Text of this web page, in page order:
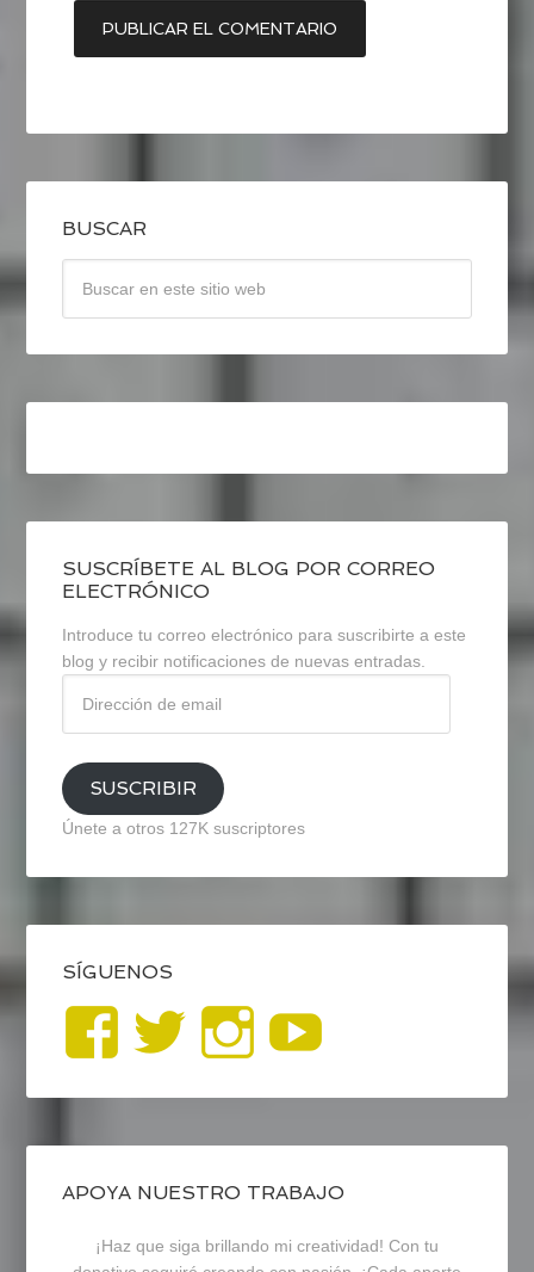
BUSCAR
SUSCRÍBETE AL BLOG POR CORREO
ELECTRÓNICO
Introduce tu correo electrónico para suscribirte a este
blog y recibir notificaciones de nuevas entradas.
email
SUSCRIBIR
Únete a otros 127K suscriptores
SÍGUENOS
Ver
perfil
de
blogrecursosep
Ver
perfil
de
recursosep
Ver
perfil
de
recursosep
APOYA NUESTRO TRABAJO
¡Haz que siga brillando mi creatividad! Con tu